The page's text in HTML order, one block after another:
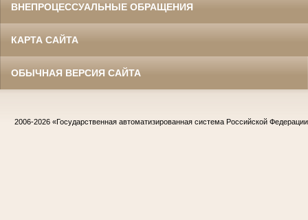
ВНЕПРОЦЕССУАЛЬНЫЕ ОБРАЩЕНИЯ
КАРТА САЙТА
ОБЫЧНАЯ ВЕРСИЯ САЙТА
2006-2026 «Государственная автоматизированная система Российской